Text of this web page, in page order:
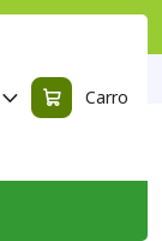
Carro